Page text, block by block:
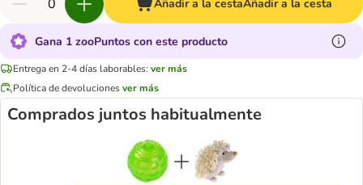
Añadir a la cestaAñadir a la cesta
Gana 1 zooPuntos con este producto
Entrega en 2-4 días laborables: ver más
Política de devolucionesver más
Comprados juntos habitualmente